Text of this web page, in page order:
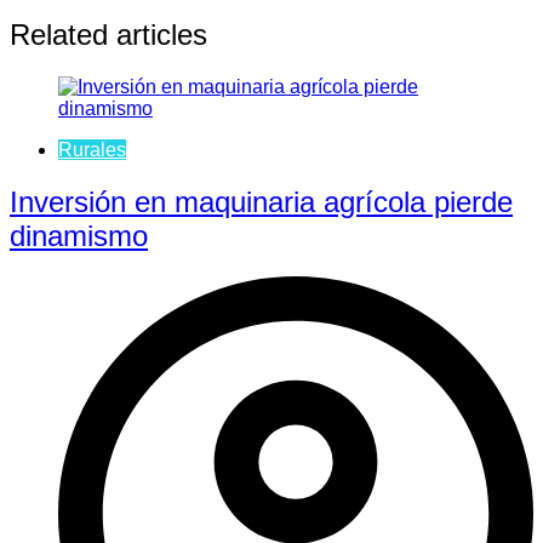
Related articles
Rurales
Inversión en maquinaria agrícola pierde
dinamismo